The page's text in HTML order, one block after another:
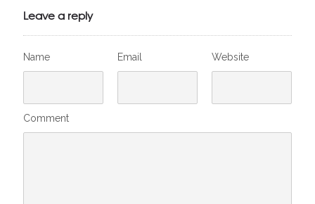
Leave a reply
Name Email Website
Comment